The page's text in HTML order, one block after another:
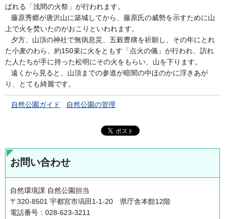
ばれる「浅間の火祭」が行われます。
藤原秀郷が唐沢山に築城してから、藤原氏の威勢を示すために山
上で火を焚いたのがおこりといわれます。
夕方、山頂の神社で無病息災、五穀豊穣を祈願し、その年にとれ
た小麦のわら、約150束に火をともす「点火の儀」が行われ、訪れ
た人たちが手に持った松明にその火をもらい、山を下ります。
遠くから見ると、山頂までの参道が暗闇の中ほのかに浮きあが
り、とても綺麗です。
自然公園ガイド 自然公園の管理
お問い合わせ
自然環境課 自然公園担当
〒320-8501 宇都宮市塙田1-1-20 県庁舎本館12階
電話番号：028-623-3211